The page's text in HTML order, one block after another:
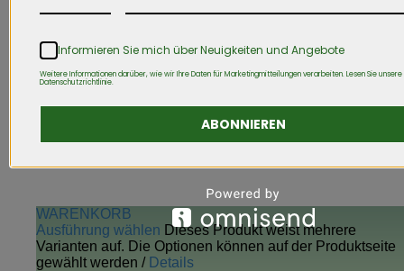
WARENKORB
Ausführung wählen Dieses Produkt weist mehrere
Varianten auf. Die Optionen können auf der Produktseite
gewählt werden / Details
Informieren Sie mich über Neuigkeiten und Angebote
Weitere Informationen darüber, wie wir Ihre Daten für Marketingmitteilungen verarbeiten. Lesen Sie unsere
Datenschutzrichtlinie.
ABONNIEREN